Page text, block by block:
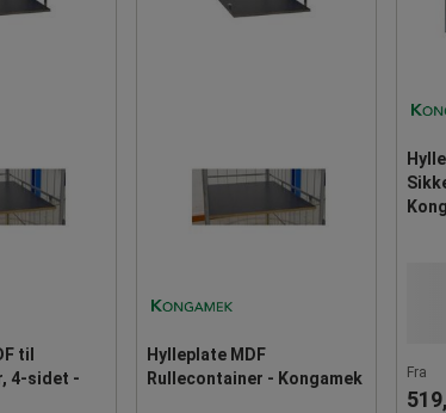
til
4-sidet -
Hylleplate MDF
Rullecontainer - Kongamek
Fra